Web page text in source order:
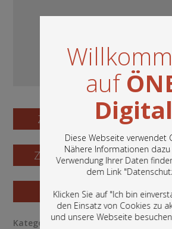
auf
Digital
Diese Webseite verwendet
Nähere Informationen
Verwendung Ihrer Daten
dem Link "
Klicken Sie auf "Ich bin
den Einsatz von Cookies zu
und unsere Webseite
In diesem Portal finden Sie
Bestände der
Nationalbibliothek: Bücher,
Grafiken und vieles
Zum Digitalisat
Zum Katalogisat
Zur Vorschau
Kategorie / Medientyp